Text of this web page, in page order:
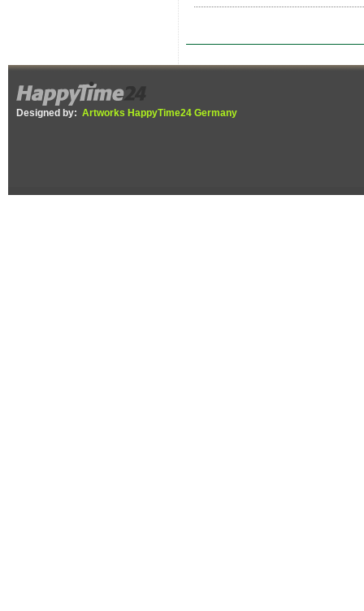
Designed by: Artworks HappyTime24 Germany